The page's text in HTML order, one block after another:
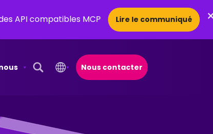
API compatibles MCP Lire le communiqué
Open Search Popup
Nous contacter